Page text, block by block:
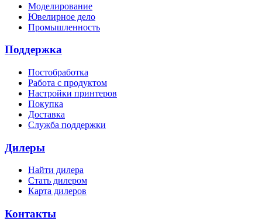
Моделирование
Ювелирное дело
Промышленность
Поддержка
Постобработка
Работа с продуктом
Настройки принтеров
Покупка
Доставка
Служба поддержки
Дилеры
Найти дилера
Cтать дилером
Карта дилеров
Контакты